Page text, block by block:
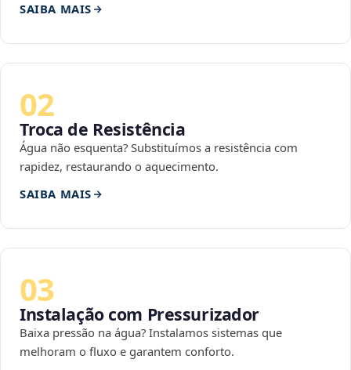
SAIBA MAIS
02
Troca de Resistência
Água não esquenta? Substituímos a resistência com
rapidez, restaurando o aquecimento.
SAIBA MAIS
03
Instalação com Pressurizador
Baixa pressão na água? Instalamos sistemas que
melhoram o fluxo e garantem conforto.